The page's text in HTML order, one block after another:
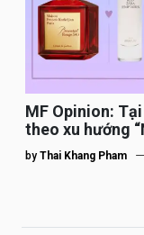
MF Opinion:
theo xu hướng
by Thai Khang Pham